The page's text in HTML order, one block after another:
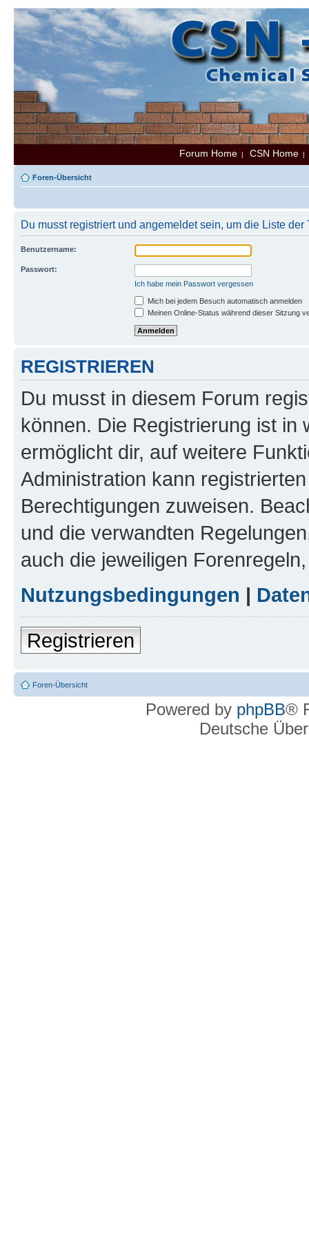
Forum Home | CSN Home
Foren-Übersicht
Du musst registriert und angemeldet sein, um die Liste
Benutzername:
Passwort:
Ich habe mein Passwort vergessen
Mich bei jedem Besuch automatisch anmelden
Meinen Online-Status während dieser Sitzung
REGISTRIEREN
Du musst in diesem Forum
können. Die Registrierung ist in
ermöglicht dir, auf weitere
Administration kann
Berechtigungen zuweisen.
und die verwandten
auch die jeweiligen
Nutzungsbedingungen |
Registrieren
Foren-Übersicht
Powered by phpBB®
Deutsche